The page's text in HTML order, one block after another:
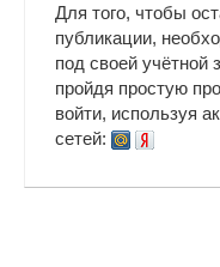
Для того, чтобы
публикации,
под своей учётной
пройдя простую
войти, используя
сетей: